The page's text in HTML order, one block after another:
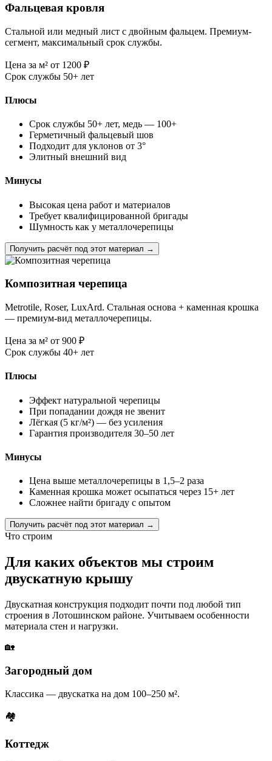
Фальцевая кровля
Стальной или медный лист с двойным фальцем. Премиум-
сегмент, максимальный срок службы.
Цена за м² от 1200 ₽
Срок службы 50+ лет
Плюсы
Срок службы 50+ лет, медь — 100+
Герметичный фальцевый шов
Подходит для уклонов от 3°
Элитный внешний вид
Минусы
Высокая цена работ и материалов
Требует квалифицированной бригады
Шумность как у металлочерепицы
Получить расчёт под этот материал →
Композитная черепица
Metrotile, Roser, LuxArd. Стальная основа + каменная крошка
— премиум-вид металлочерепицы.
Цена за м² от 900 ₽
Срок службы 40+ лет
Плюсы
Эффект натуральной черепицы
При попадании дождя не звенит
Лёгкая (5 кг/м²) — без усиления
Гарантия производителя 30–50 лет
Минусы
Цена выше металлочерепицы в 1,5–2 раза
Каменная крошка может осыпаться через 15+ лет
Сложнее найти бригаду с опытом
Получить расчёт под этот материал →
Что строим
Для каких объектов мы строим
двускатную крышу
Двускатная конструкция подходит почти под любой тип
строения в Лотошинском районе. Учитываем особенности
материала стен и нагрузки.
🏡
Загородный дом
Классика — двускатка на дом 100–250 м².
🏘
Коттедж